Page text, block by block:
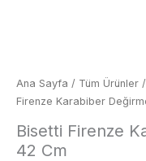
Ana Sayfa / Tüm Ürünler /
Firenze Karabiber
Bisetti Firenze
42 Cm